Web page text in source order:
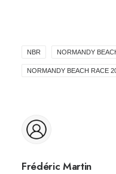
NBR NORMANDY
NORMANDY BEACH RACE
Frédéric Martin